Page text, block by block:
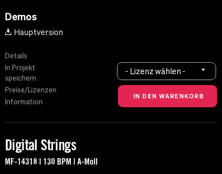
Demos
Hauptversion
Details
In Projekt
speichern
Preise/Lizenzen
Information
- Lizenz wählen -
Digital Strings
MF-14318 | 130 BPM | A-Moll